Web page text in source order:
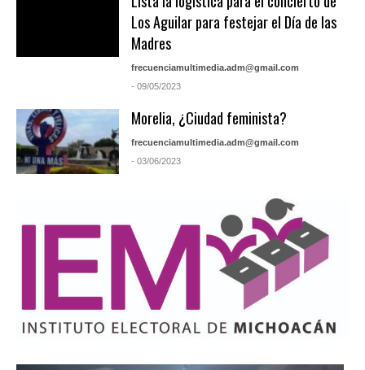
Los Aguilar para festejar el Día de las
Madres
frecuenciamultimedia.adm@gmail.com
- 09/05/2023
Morelia, ¿Ciudad feminista?
frecuenciamultimedia.adm@gmail.com
- 03/06/2023